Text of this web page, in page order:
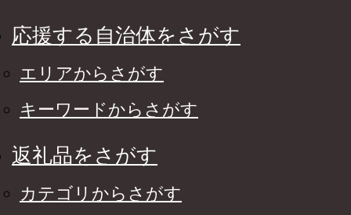
応援する自治体をさがす
エリアからさがす
キーワードからさがす
返礼品をさがす
カテゴリからさがす